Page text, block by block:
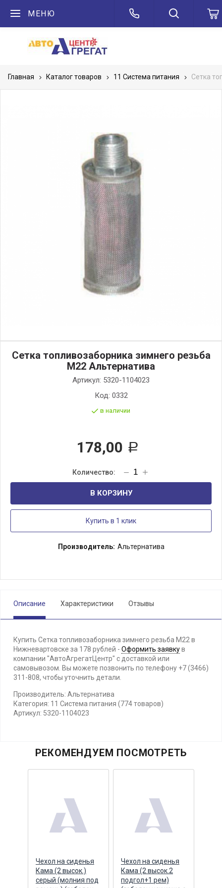
МЕНЮ
Главная Каталог товаров 11 Система питания Сетка
Сетка топливозаборника зимнего резьба
М22 Альтернатива
Артикул: 5320-1104023
Код: 0332
в наличии
178,00 Р
В КОРЗИНУ
Купить в 1 клик
Производитель: Альтернатива
Описание Характеристики Отзывы
Купить Сетка топливозаборника зимнего резьба М22 в
Нижневартовске за 178 рублей - Оформить заявкув
компании "АвтоАгрегатЦентр" с доставкой или
самовывозом. Вы можете позвонить по телефону +7 (3466)
311-808, чтобы уточнить детали.
Производитель: Альтернатива
Категория: 11 Система питания (774 товаров)
Артикул: 5320-1104023
РЕКОМЕНДУЕМ ПОСМОТРЕТЬ
Чехол на сиденья
Кама (2 высок.)
серый (молния под
Чехол на сиденья
Кама (2 высок.2
подгол+1 рем)